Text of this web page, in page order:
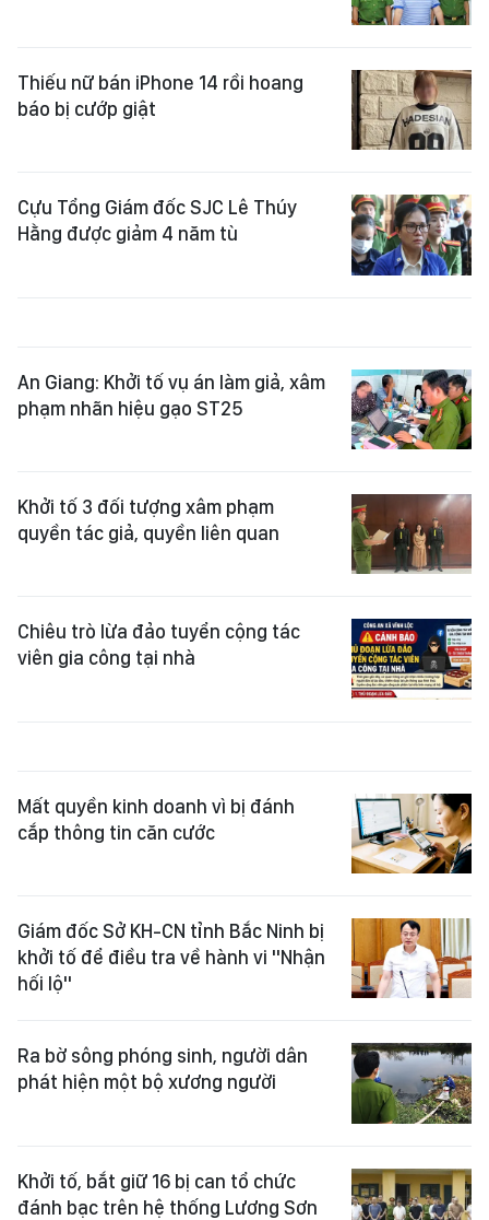
Thiếu nữ bán iPhone 14 rồi hoang
báo bị cướp giật
Cựu Tổng Giám đốc SJC Lê Thúy
Hằng được giảm 4 năm tù
An Giang: Khởi tố vụ án làm giả, xâm
phạm nhãn hiệu gạo ST25
Khởi tố 3 đối tượng xâm phạm
quyền tác giả, quyền liên quan
Chiêu trò lừa đảo tuyển cộng tác
viên gia công tại nhà
Mất quyền kinh doanh vì bị đánh
cắp thông tin căn cước
Giám đốc Sở KH-CN tỉnh Bắc Ninh bị
khởi tố để điều tra về hành vi "Nhận
hối lộ"
Ra bờ sông phóng sinh, người dân
phát hiện một bộ xương người
Khởi tố, bắt giữ 16 bị can tổ chức
đánh bạc trên hệ thống Lương Sơn